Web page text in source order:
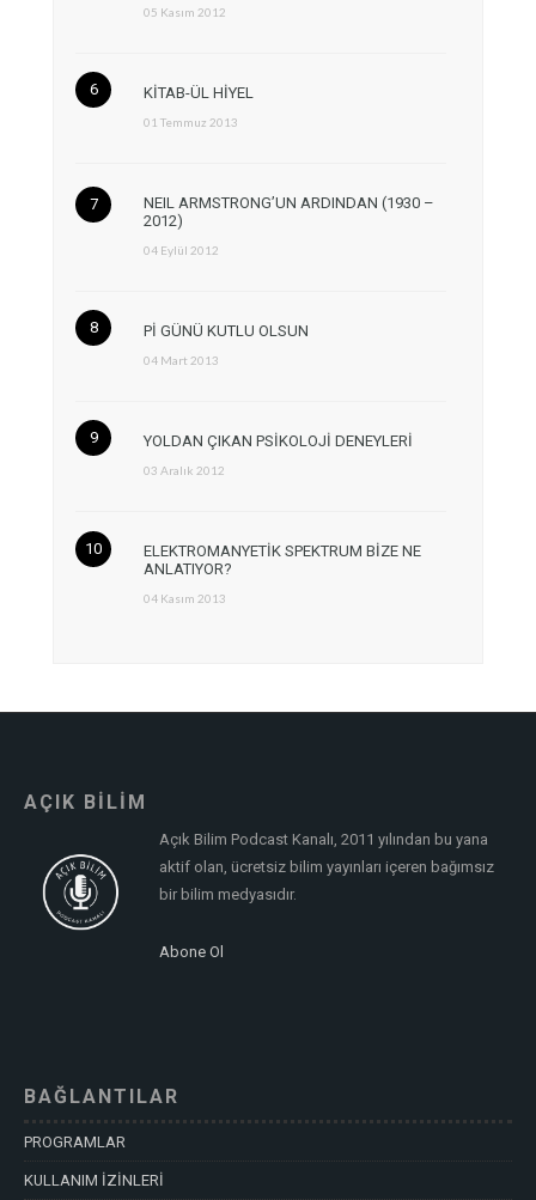
05 Kasım 2012
KİTAB-ÜL HİYEL
01 Temmuz 2013
NEIL ARMSTRONG’UN ARDINDAN (1930 –
2012)
04 Eylül 2012
Pİ GÜNÜ KUTLU OLSUN
04 Mart 2013
YOLDAN ÇIKAN PSİKOLOJİ DENEYLERİ
03 Aralık 2012
ELEKTROMANYETİK SPEKTRUM BİZE NE
ANLATIYOR?
04 Kasım 2013
AÇIK BİLİM
Açık Bilim Podcast Kanalı, 2011 yılından bu yana
aktif olan, ücretsiz bilim yayınları içeren bağımsız
bir bilim medyasıdır.
Abone Ol
BAĞLANTILAR
PROGRAMLAR
KULLANIM İZİNLERİ